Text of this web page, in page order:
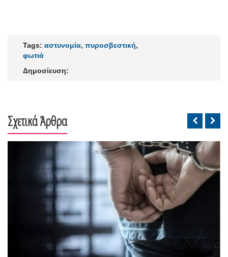
Tags: αστυνομία, πυροσβεστική,
φωτιά
Δημοσίευση:
Σχετικά Άρθρα